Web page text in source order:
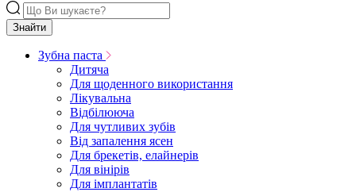
Знайти
Зубна паста
Дитяча
Для щоденного використання
Лікувальна
Відбілююча
Для чутливих зубів
Від запалення ясен
Для брекетів, елайнерів
Для вінірів
Для імплантатів